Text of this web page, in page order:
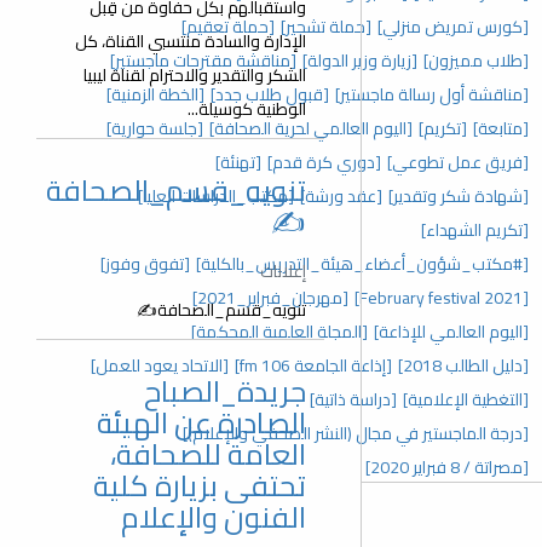
[كورس تمريض منزلي] [حملة تشجير] [حملة تعقيم]
[طلاب مميزون] [زيارة وزير الدولة][مناقشة مقترحات ماجستير]
[مناقشة أول رسالة ماجستير] [قبول طلاب جدد][الخطة الزمنية]
[متابعة] [تكريم] [اليوم العالمي لحرية الصحافة] [جلسة حوارية]
[فريق عمل تطوعي] [دوري كرة قدم] [تهنئة]
[شهادة شكر وتقدير] [عقد ورشة][مكتب_الدراسات العليا]
[تكريم الشهداء]
[#مكتب_شؤون_أعضاء_هيئة_التدريس_بالكلية] [تفوق وفوز]
[February festival 2021]
[مهرجان_فبراير_2021]
[اليوم العالمي للإذاعة] [المجلة العلمية المحكمة]
[دليل الطالب 2018]
[إذاعة الجامعة 106 fm]
[الاتحاد يعود للعمل]
[التغطية الإعلامية] [دراسة ذاتية]
[درجة الماجستير في مجال (النشر الصحفي والإعلام)]
[مصراتة / 8 فبراير 2020]
واستقبالهم بكل حفاوة من قِبل
الإدارة والسادة منتسبي القناة، كل
الشكر والتقدير والاحترام لقناة ليبيا
الوطنية كوسيلة...
تنويه_قسم_الصحافة
✍️
إعلانات
تنويه_قسم_الصحافة✍️
جريدة_الصباح
الصادرة عن الهيئة
العامة للصحافة،
تحتفى بزيارة كلية
الفنون والإعلام